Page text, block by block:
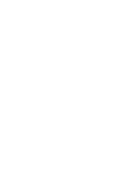
einen Tierarzt oder eine
lassen
Untersuchungsbefund)
haben
zur Abwendung oder
nicht erkennbar
untere
(Veterinäramt) und einen
informieren, wenn Sie einen